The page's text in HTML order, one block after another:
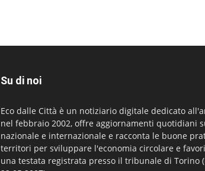
Su di noi
Eco dalle Città è un notiziario digitale dedicato
nel febbraio 2002, offre aggiornamenti quotidiani
nazionale e internazionale e racconta le buone
territori per sviluppare l'economia circolare e
una testata registrata presso il tribunale di Torino